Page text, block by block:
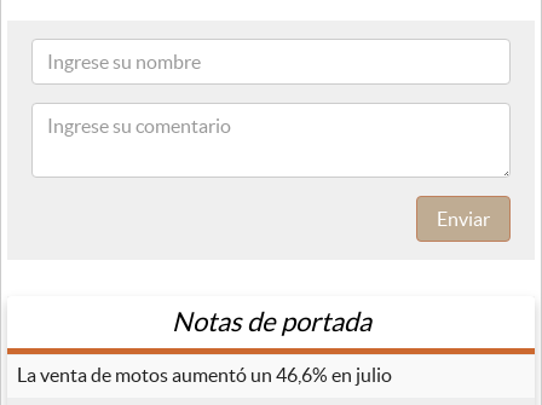
Enviar
Notas de portada
La venta de motos aumentó un 46,6% en julio